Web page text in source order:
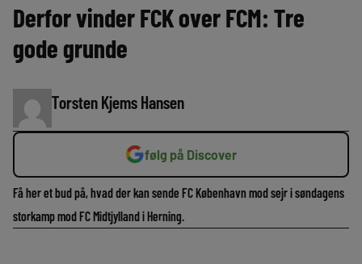
Derfor vinder FCK over FCM: Tre
gode grunde
Torsten Kjems Hansen
følg på Discover
Få her et bud på, hvad der kan sende FC København mod sejr i søndagens
storkamp mod FC Midtjylland i Herning.